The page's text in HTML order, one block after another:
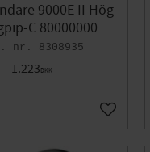
9000E II Hög
C 80000000
8308935
1.223DKK
Gem